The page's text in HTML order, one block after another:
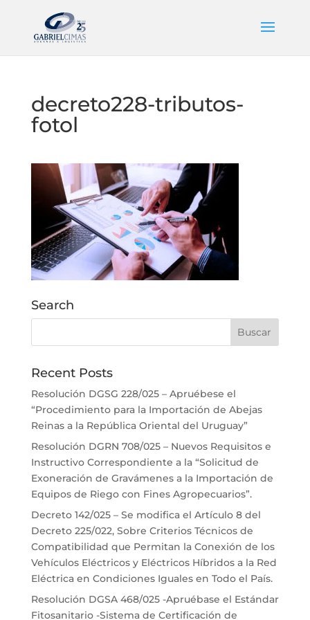
decreto228-tributos-
fotol
Search
Recent Posts
Resolución DGSG 228/025 – Apruébese el
“Procedimiento para la Importación de Abejas
Reinas a la República Oriental del Uruguay”
Resolución DGRN 708/025 – Nuevos Requisitos e
Instructivo Correspondiente a la “Solicitud de
Exoneración de Gravámenes a la Importación de
Equipos de Riego con Fines Agropecuarios”.
Decreto 142/025 – Se modifica el Artículo 8 del
Decreto 225/022, Sobre Criterios Técnicos de
Compatibilidad que Permitan la Conexión de los
Vehículos Eléctricos y Eléctricos Híbridos a la Red
Eléctrica en Condiciones Iguales en Todo el País.
Resolución DGSA 468/025 -Apruébase el Estándar
Fitosanitario -Sistema de Certificación de